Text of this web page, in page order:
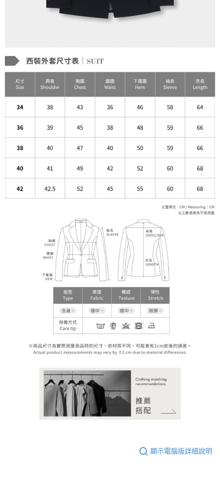
顯示電腦版詳細說明